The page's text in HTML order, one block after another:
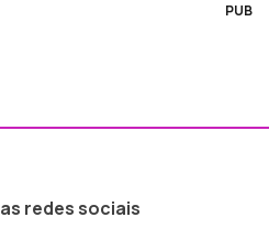
PUB
redes sociais